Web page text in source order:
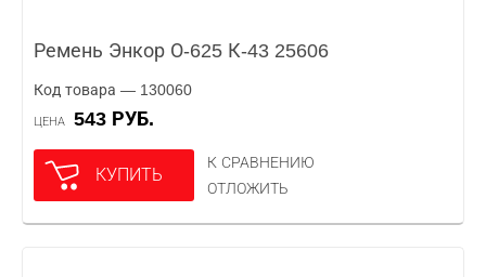
Ремень Энкор О-625 К-43 25606
Код товара — 130060
ЦЕНА 543 РУБ.
КУПИТЬ
К СРАВНЕНИЮ
ОТЛОЖИТЬ